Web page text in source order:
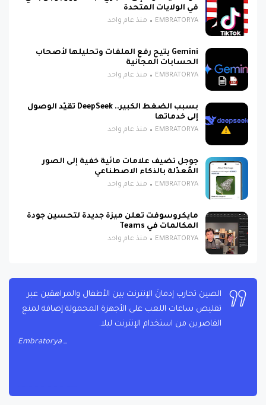
في الولايات المتحدة
EMBRATORYA منذ عام واحد
Gemini يتيح رفع الملفات وتحليلها لأصحاب
الحسابات المجانية
EMBRATORYA منذ عام واحد
بسبب الضغط الكبير.. DeepSeek تقيّد الوصول
إلى خدماتها
EMBRATORYA منذ عام واحد
جوجل تضيف علامات مائية خفية إلى الصور
المُعدّلة بالذكاء الاصطناعي
EMBRATORYA منذ عام واحد
مايكروسوفت تعلن ميزة جديدة لتحسين جودة
المكالمات في Teams
EMBRATORYA منذ عام واحد
الصين تحارب إدمانَ الإنترنت بين الأطفال والمراهقين عبر
تقليص ساعات اللعب على الأجهزة المحمولة إضافة لمنع
القاصرين من استخدام الإنترنت ليلا.
Embratorya